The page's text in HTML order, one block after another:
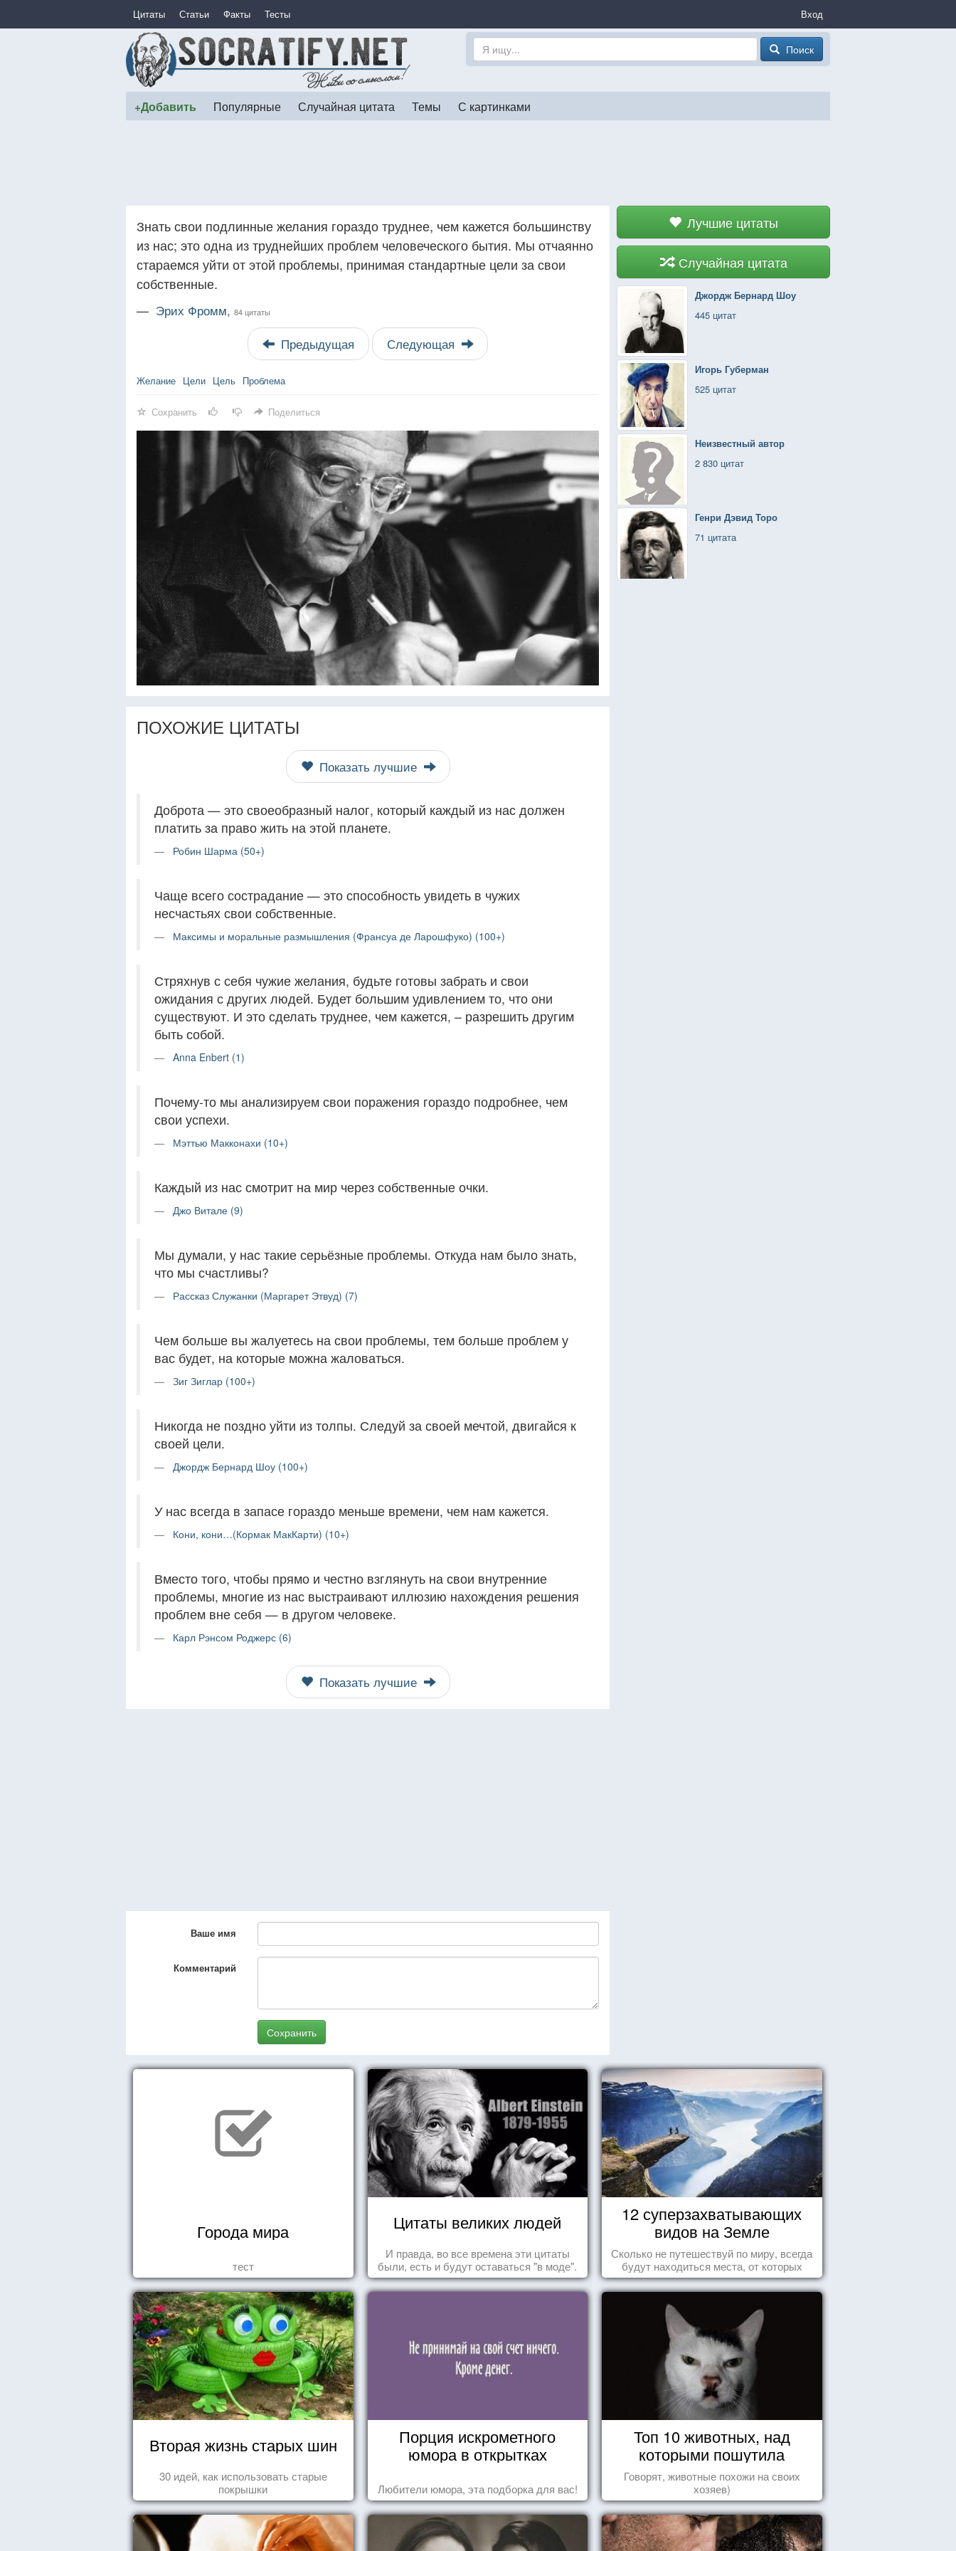
Цитаты Статьи Факты Тесты Вход
Поиск
+Добавить Популярные Случайная цитата Темы С картинками
Лучшие цитаты
Случайная цитата
Джордж Бернард Шоу
445 цитат
Игорь Губерман
525 цитат
Неизвестный автор
2 830 цитат
Генри Дэвид Торо
71 цитата
Знать свои подлинные желания гораздо труднее, чем кажется большинству
из нас; это одна из труднейших проблем человеческого бытия. Мы отчаянно
стараемся уйти от этой проблемы, принимая стандартные цели за свои
собственные.
— Эрих Фромм, 84 цитаты
Предыдущая Следующая
Желание Цели Цель Проблема
Сохранить Поделиться
ПОХОЖИЕ ЦИТАТЫ
Показать лучшие
Доброта — это своеобразный налог, который каждый из нас должен
платить за право жить на этой планете.
Робин Шарма (50+)
Чаще всего сострадание — это способность увидеть в чужих
несчастьях свои собственные.
Максимы и моральные размышления (Франсуа де Ларошфуко) (100+)
Стряхнув с себя чужие желания, будьте готовы забрать и свои
ожидания с других людей. Будет большим удивлением то, что они
существуют. И это сделать труднее, чем кажется, – разрешить другим
быть собой.
Anna Enbert (1)
Почему-то мы анализируем свои поражения гораздо подробнее, чем
свои успехи.
Мэттью Макконахи (10+)
Каждый из нас смотрит на мир через собственные очки.
Джо Витале (9)
Мы думали, у нас такие серьёзные проблемы. Откуда нам было знать,
что мы счастливы?
Рассказ Служанки (Маргарет Этвуд) (7)
Чем больше вы жалуетесь на свои проблемы, тем больше проблем у
вас будет, на которые можна жаловаться.
Зиг Зиглар (100+)
Никогда не поздно уйти из толпы. Следуй за своей мечтой, двигайся к
своей цели.
Джордж Бернард Шоу (100+)
У нас всегда в запасе гораздо меньше времени, чем нам кажется.
Кони, кони…(Кормак МакКарти) (10+)
Вместо того, чтобы прямо и честно взглянуть на свои внутренние
проблемы, многие из нас выстраивают иллюзию нахождения решения
проблем вне себя — в другом человеке.
Карл Рэнсом Роджерс (6)
Показать лучшие
Ваше имя
Комментарий
Сохранить
Города мира
тест
Цитаты великих людей
И правда, во все времена эти цитаты
были, есть и будут оставаться "в моде".
12 суперзахватывающих
видов на Земле
Сколько не путешествуй по миру, всегда
будут находиться места, от которых
перехватывает дух и кружится голова...
Вторая жизнь старых шин
30 идей, как использовать старые
покрышки
Порция искрометного
юмора в открытках
Любители юмора, эта подборка для вас!
Топ 10 животных, над
которыми пошутила
природа
Говорят, животные похожи на своих
хозяев)